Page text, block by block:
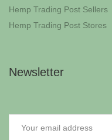
Hemp Trading Post Sellers
Hemp Trading Post Stores
Newsletter